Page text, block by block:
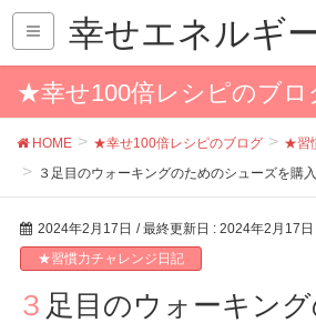
幸せエネルギ
★幸せ100倍レシピのブロ
HOME ★幸せ100倍レシピのブログ
★習
３足目のウォーキングのためのシューズを購入
2024年2月17日 / 最終更新日 : 2024年2月17日
★習慣力チャレンジ日記
３足目のウォーキングのためのシ